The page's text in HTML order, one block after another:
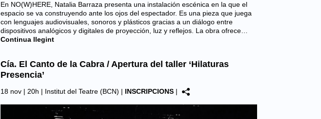
En NO(W)HERE, Natalia Barraza presenta una instalación escénica en la que el
espacio se va construyendo ante los ojos del espectador. Es una pieza que juega
con lenguajes audiovisuales, sonoros y plásticos gracias a un diálogo entre
dispositivos analógicos y digitales de proyección, luz y reflejos. La obra ofrece…
Continua llegint
Cía. El Canto de la Cabra / Apertura del taller ‘Hilaturas
Presencia’
18 nov | 20h | Institut del Teatre (BCN) | INSCRIPCIONS |